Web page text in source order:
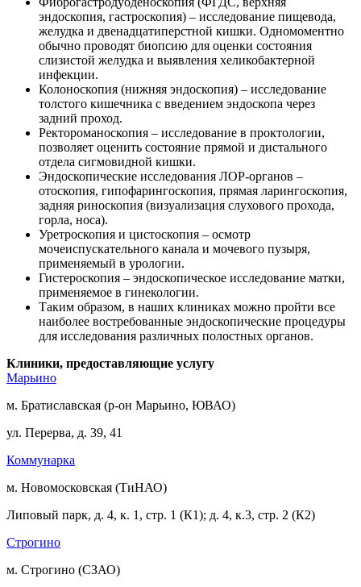
эндоскопия, гастроскопия) – исследование пищевода,
желудка и двенадцатиперстной кишки. Одномоментно
обычно проводят биопсию для оценки состояния
слизистой желудка и выявления хеликобактерной
инфекции.
Колоноскопия (нижняя эндоскопия) – исследование
толстого кишечника с введением эндоскопа через
задний проход.
Ректороманоскопия – исследование в проктологии,
позволяет оценить состояние прямой и дистального
отдела сигмовидной кишки.
Эндоскопические исследования ЛОР-органов –
отоскопия, гипофарингоскопия, прямая ларингоскопия,
задняя риноскопия (визуализация слухового прохода,
горла, носа).
Уретроскопия и цистоскопия – осмотр
мочеиспускательного канала и мочевого пузыря,
применяемый в урологии.
Гистероскопия – эндоскопическое исследование матки,
применяемое в гинекологии.
Таким образом, в наших клиниках можно пройти все
наиболее востребованные эндоскопические процедуры
для исследования различных полостных органов.
Клиники, предоставляющие услугу
Марьино
м. Братиславская (р-он Марьино, ЮВАО)
ул. Перерва, д. 39, 41
Коммунарка
м. Новомосковская (ТиНАО)
Липовый парк, д. 4, к. 1, стр. 1 (К1); д. 4, к.3, стр. 2 (К2)
Строгино
м. Строгино (СЗАО)